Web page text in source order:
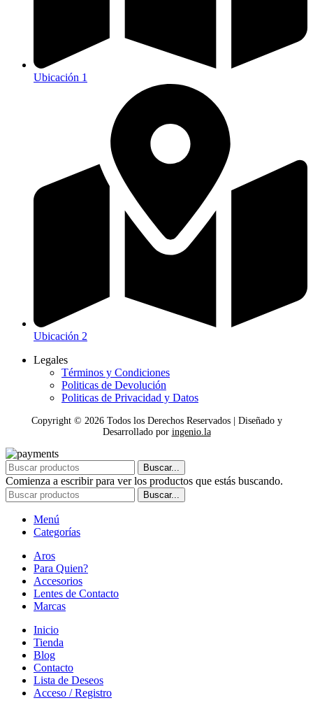
Ubicación 1
Ubicación 2
Legales
Términos y Condiciones
Politicas de Devolución
Politicas de Privacidad y Datos
Copyright © 2026Todos los Derechos Reservados | Diseñado y
Desarrollado por ingenio.la
Buscar...
Comienza a escribir para ver los productos que estás buscando.
Buscar...
Menú
Categorías
Aros
Para Quien?
Accesorios
Lentes de Contacto
Marcas
Inicio
Tienda
Blog
Contacto
Lista de Deseos
Acceso / Registro